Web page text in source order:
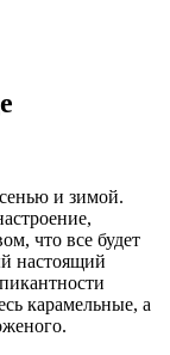
и зимой.
что все будет
настоящий
карамельные, а